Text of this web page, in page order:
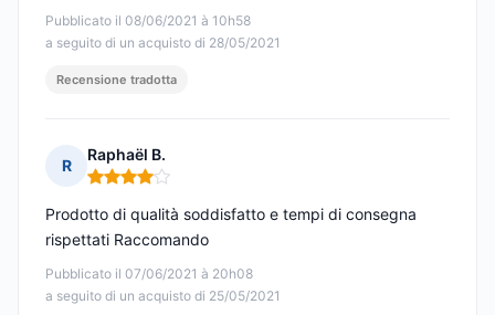
Pubblicato il 08/06/2021 à 10h58
a seguito di un acquisto di 28/05/2021
Recensione tradotta
R
Raphaël B.
Nota: 4 su 5
Pubblicato il 07/06/2021 à 20h08
a seguito di un acquisto di 25/05/2021
Prodotto di qualità soddisfatto e tempi di consegna
rispettati Raccomando